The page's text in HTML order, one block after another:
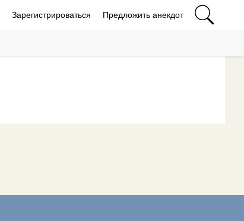
Зарегистрироваться Предложить анекдот